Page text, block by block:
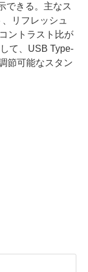
できる。主なス
リフレッシュ
ントラスト比が
て、USB Type-
節可能なスタン